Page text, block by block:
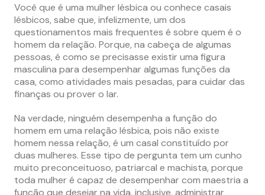
Você que é uma mulher lésbica ou conhece casais
lésbicos, sabe que, infelizmente, um dos
questionamentos mais frequentes é sobre quem é o
homem da relação. Porque, na cabeça de algumas
pessoas, é como se precisasse existir uma figura
masculina para desempenhar algumas funções da
casa, como atividades mais pesadas, para cuidar das
finanças ou prover o lar.
Na verdade, ninguém desempenha a função do
homem em uma relação lésbica, pois não existe
homem nessa relação, é um casal constituído por
duas mulheres. Esse tipo de pergunta tem um cunho
muito preconceituoso, patriarcal e machista, porque
toda mulher é capaz de desempenhar com maestria a
função que desejar na vida, inclusive, administrar